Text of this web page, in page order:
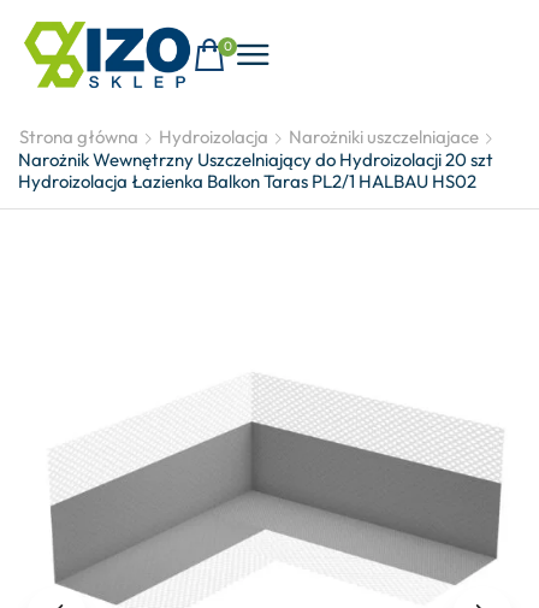
0
Strona główna Hydroizolacja
Narożniki uszczelniajace
Narożnik Wewnętrzny Uszczelniający do Hydroizolacji 20 szt
Hydroizolacja Łazienka Balkon Taras PL2/1 HALBAU HS02